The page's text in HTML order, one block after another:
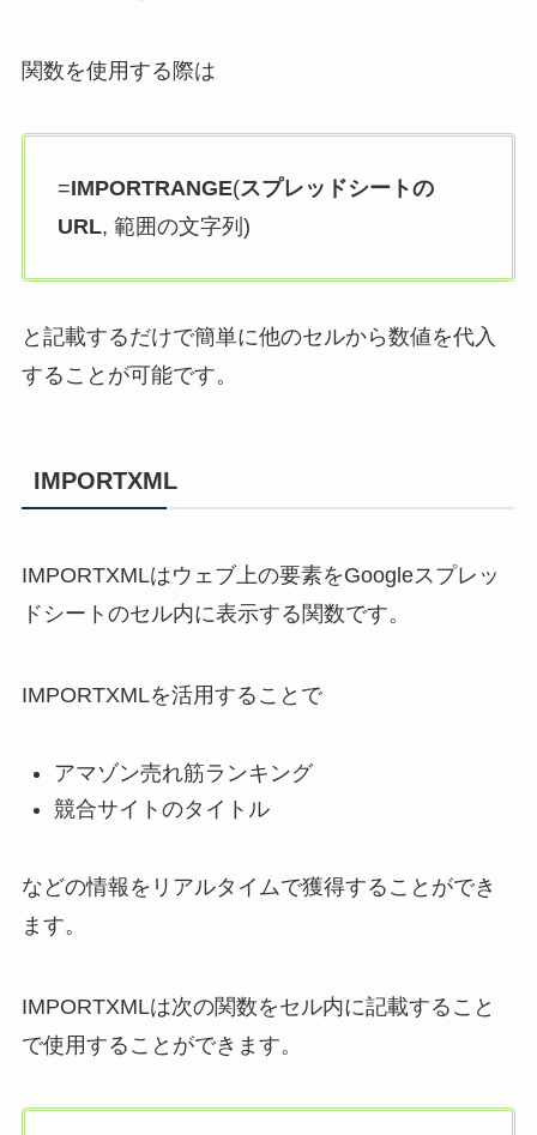
関数を使用する際は
=IMPORTRANGE(スプレッドシートの
URL, 範囲の文字列)
と記載するだけで簡単に他のセルから数値を代入
することが可能です。
IMPORTXML
IMPORTXMLはウェブ上の要素をGoogleスプレッ
ドシートのセル内に表示する関数です。
IMPORTXMLを活用することで
アマゾン売れ筋ランキング
競合サイトのタイトル
などの情報をリアルタイムで獲得することができ
ます。
IMPORTXMLは次の関数をセル内に記載すること
で使用することができます。